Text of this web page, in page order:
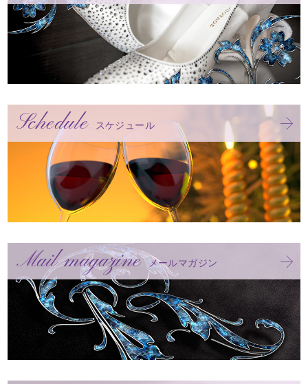
Schedule スケジュール
Mail magazine メールマガジン